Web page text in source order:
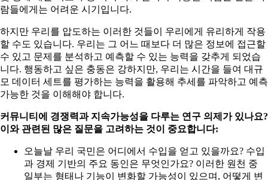
람들에게는 어려운 시기입니다.
하지만 우리를 압도하는 이러한 것들이 우리에게 유리하게 작용
할 수도 있습니다. 우리는 그 어느 때보다 더 많은 정보에 접근할
수 있고 문제를 분석하고 예측할 수 있는 능력을 갖추게 되었습
니다. 행동하고 싶은 충동은 강하지만, 우리는 시간을 들여 대규
모 데이터 세트를 평가하는 능력을 활용해 추세를 파악하고 예측
가능한 것을 이해해야 합니다.
커뮤니티에 경쟁력과 지속가능성을 다루는 연구 의제가 있나요?
이와 관련된 많은 질문을 고려하는 것이 중요합니다:
오늘날 우리 국민은 어디에서 수입을 얻고 있을까요? 수입
과 경제 기반의 주요 동인은 무엇인가요? 이러한 원천 중
일부는 형태나 기능이 변화할 가능성이 있으며, 어떻게 변